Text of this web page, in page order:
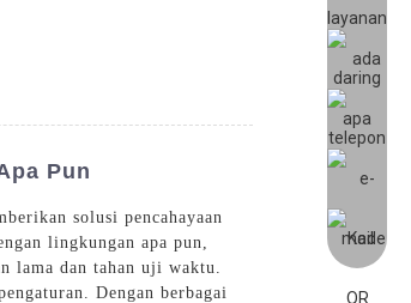
Pun
solusi pencahayaan
lingkungan apa pun,
lama dan tahan uji waktu.
Dengan berbagai